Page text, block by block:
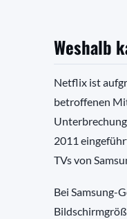
Weshalb
Netflix ist
betroffenen
2011
TVs von
Bei Samsung-